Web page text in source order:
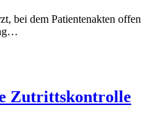
bei dem Patientenakten offen
Zutrittskontrolle